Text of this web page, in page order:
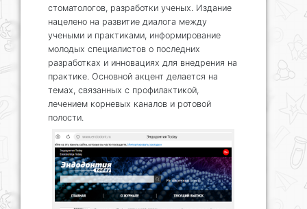
стоматологов, разработки ученых. Издание
нацелено на развитие диалога между
учеными и практиками, информирование
молодых специалистов о последних
разработках и инновациях для внедрения на
практике. Основной акцент делается на
темах, связанных с профилактикой,
лечением корневых каналов и ротовой
полости.